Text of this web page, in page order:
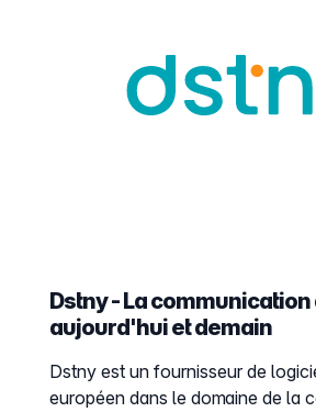
Dstny - La
aujourd'hui et demain
Dstny est un fournisseur de
européen dans le domaine de la